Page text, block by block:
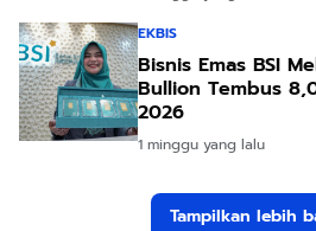
EKBIS
Bisnis Emas BSI
Bullion Tembus
2026
1 minggu yang lalu
Tampilkan lebih